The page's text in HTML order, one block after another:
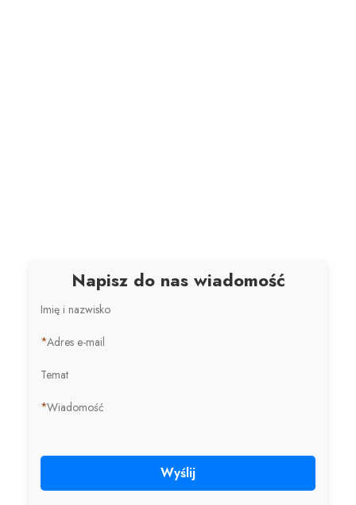
Napisz do nas wiadomość
Imię i nazwisko
*Adres e-mail
Temat
*Wiadomość
Wyślij